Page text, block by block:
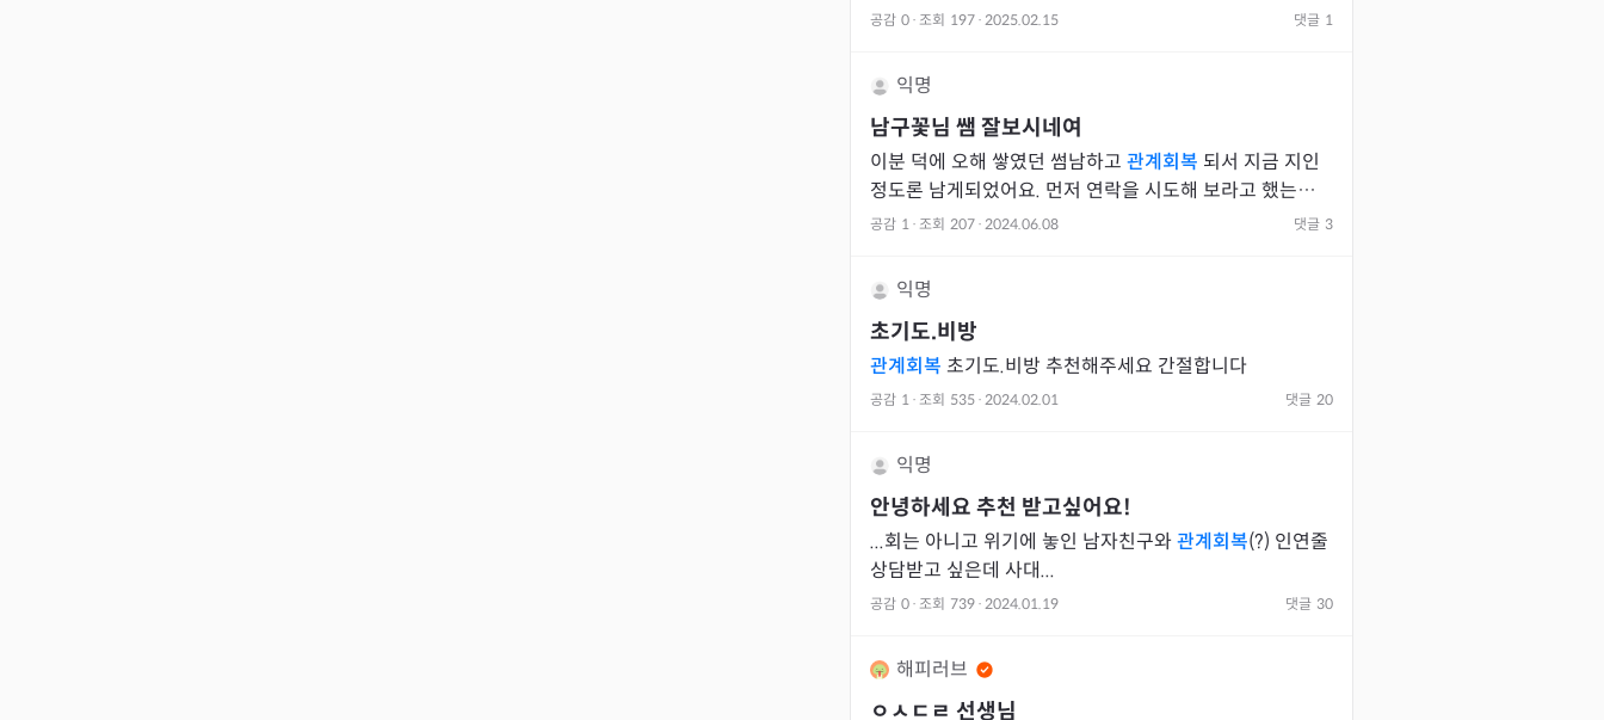
공감 0 · 조회 197 · 2025.02.15 댓글 1
익명
남구꽃님 쌤 잘보시네여
이분 덕에 오해 쌓였던 썸남하고 관계회복 되서 지금 지인
정도론 남게되었어요. 먼저 연락을 시도해 보라고 했는데
잘풀렸네요
공감 1 · 조회 207 · 2024.06.08 댓글 3
익명
초기도.비방
관계회복 초기도.비방 추천해주세요 간절합니다
공감 1 · 조회 535 · 2024.02.01 댓글 20
익명
안녕하세요 추천 받고싶어요!
...회는 아니고 위기에 놓인 남자친구와관계회복(?) 인연줄
상담받고 싶은데 사대...
공감 0 · 조회 739 · 2024.01.19 댓글 30
해피러브
ㅇㅅㄷㄹ 선생님